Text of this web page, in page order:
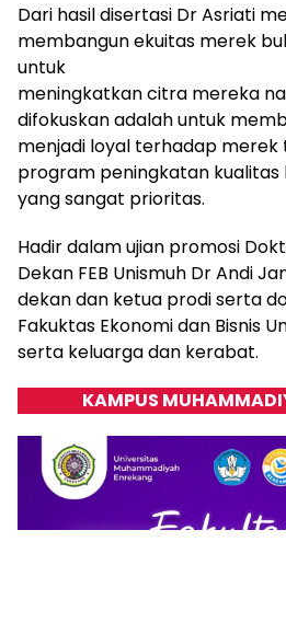
Dari hasil disertasi Dr Asriati
membangun ekuitas merek
untuk
meningkatkan citra mereka
difokuskan adalah untuk
menjadi loyal terhadap merek
program peningkatan kualitas
yang sangat prioritas.
Hadir dalam ujian promosi
Dekan FEB Unismuh Dr Andi
dekan dan ketua prodi serta
Fakuktas Ekonomi dan Bisnis
serta keluarga dan kerabat.
KAMPUS